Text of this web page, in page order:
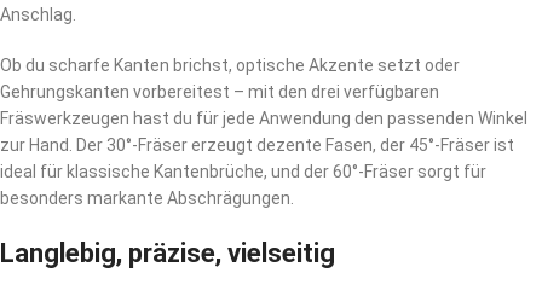
Anschlag.
Ob du scharfe Kanten brichst, optische Akzente setzt oder
Gehrungskanten vorbereitest – mit den drei verfügbaren
Fräswerkzeugen hast du für jede Anwendung den passenden Winkel
zur Hand. Der 30°-Fräser erzeugt dezente Fasen, der 45°-Fräser ist
ideal für klassische Kantenbrüche, und der 60°-Fräser sorgt für
besonders markante Abschrägungen.
Langlebig, präzise, vielseitig